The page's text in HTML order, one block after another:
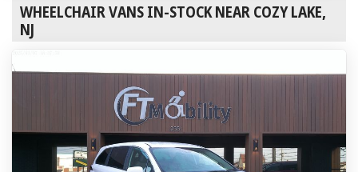
WHEELCHAIR VANS IN-STOCK NEAR COZY LAKE,
NJ